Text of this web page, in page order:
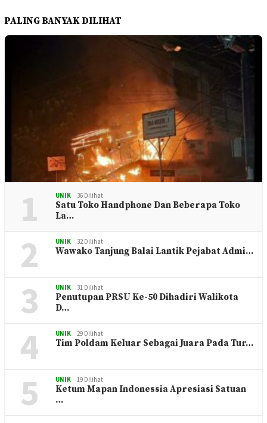
PALING BANYAK DILIHAT
1 UNIK 36 Dilihat
Satu Toko Handphone Dan Beberapa Toko
La…
2 UNIK 32 Dilihat
Wawako Tanjung Balai Lantik Pejabat Admi…
3 UNIK 31 Dilihat
Penutupan PRSU Ke-50 Dihadiri Walikota
D…
4 UNIK 29 Dilihat
Tim Poldam Keluar Sebagai Juara Pada Tur…
5 UNIK 19 Dilihat
Ketum Mapan Indonessia Apresiasi Satuan
…